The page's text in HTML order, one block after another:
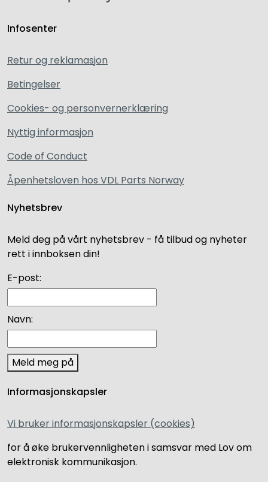
Infosenter
Retur og reklamasjon
Betingelser
Cookies- og personvernerklæring
Nyttig informasjon
Code of Conduct
Åpenhetsloven hos VDL Parts Norway
Nyhetsbrev
Meld deg på vårt nyhetsbrev - få tilbud og nyheter
rett i innboksen din!
E-post:
Navn:
Meld meg på
Informasjonskapsler
Vi bruker informasjonskapsler (cookies)
for å øke brukervennligheten i samsvar med Lov om
elektronisk kommunikasjon.